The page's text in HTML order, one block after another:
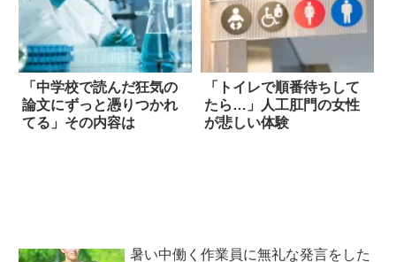
「中学校で読んだ狂気の
論文にずっと憑りつかれ
てる」その内容は
「トイレで順番待ちして
たら…」人工肛門の女性
が悲しい体験
暑い中働く作業員に無礼な発言をした